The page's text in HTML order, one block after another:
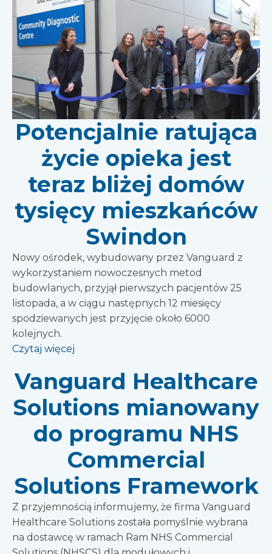
Potencjalnie ratująca
życie opieka jest
teraz bliżej domów
tysięcy mieszkańców
Swindon
Nowy ośrodek, wybudowany przez Vanguard z
wykorzystaniem nowoczesnych metod
budowlanych, przyjął pierwszych pacjentów 25
listopada, a w ciągu następnych 12 miesięcy
spodziewanych jest przyjęcie około 6000
kolejnych.
Czytaj więcej
Vanguard Healthcare
Solutions mianowany
do programu NHS
Commercial
Solutions Framework
Z przyjemnością informujemy, że firma Vanguard
Healthcare Solutions została pomyślnie wybrana
na dostawcę w ramach Ram NHS Commercial